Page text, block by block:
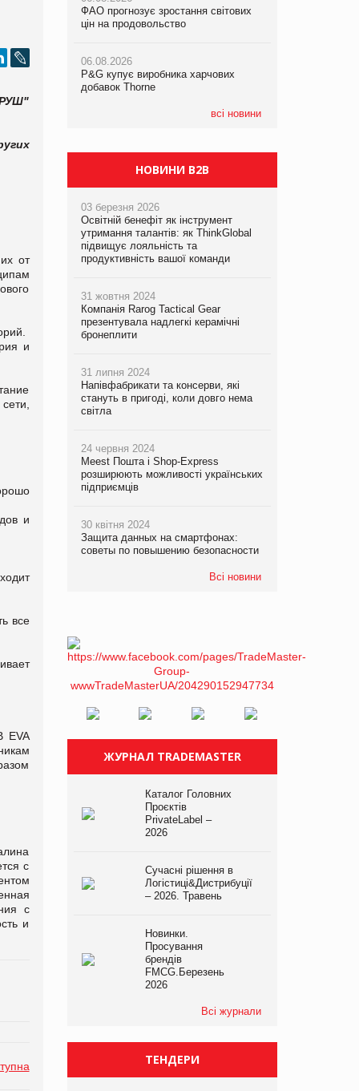
от
и
и
все
EVA
с
с
и
ФАО прогнозує зростання світових
цін на продовольство
06.08.2026
P&G купує виробника харчових
добавок Thorne
всі новини
у VARUS з’явилися новинки від ТМ
ТОКЕРИ
PrivateLabel&FMCG Master 2026
ФАО прогнозує зростання світових
цін на продовольство
06.08.2026
P&G купує виробника харчових
добавок Thorne
НОВИНИ B2B
03 березня 2026
Освітній бенефіт як інструмент
утримання талантів: як ThinkGlobal
підвищує лояльність та
продуктивність вашої команди
31 жовтня 2024
Компанія Rarog Tactical Gear
презентувала надлегкі керамічні
бронеплити
31 липня 2024
Напівфабрикати та консерви, які
стануть в пригоді, коли довго нема
світла
24 червня 2024
Meest Пошта і Shop-Express
розширюють можливості українських
підприємців
30 квітня 2024
Защита данных на смартфонах:
советы по повышению безопасности
Всі новини
ЖУРНАЛ TRADEMASTER
Каталог Головних
Проєктів
PrivateLabel –
2026
Сучасні рішення в
Логістиці&Дистрибуції
– 2026. Травень
Новинки.
Просування
брендів
FMCG.Березень
2026
Всі журнали
ТЕНДЕРИ